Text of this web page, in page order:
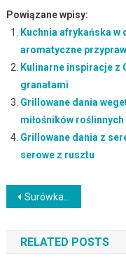
Powiązane wpisy:
Kuchnia afrykańska w
aromatyczne
Kulinarne inspiracje z
granatami
Grillowane dania
miłośników roślinnych
Grillowane dania z
serowe z rusztu
Nawigacja
wpisu
Surówka z buraków i ogórka z czosnkowym sosem jogurtowym: Przepis na lekką i orzeźwiającą kompozycję
RELATED POSTS